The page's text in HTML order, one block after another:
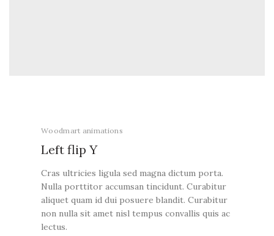
Woodmart animations
Left flipY
Cras ultricies ligula sed magna dictum porta.
Nulla porttitor accumsan tincidunt. Curabitur
aliquet quam id dui posuere blandit. Curabitur
non nulla sit amet nisl tempus convallis quis ac
lectus.